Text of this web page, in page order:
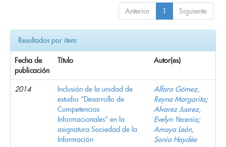
Anterior 1 Siguiente
Resultados por ítem:
Fecha de
publicación
Título Autor(es)
2014
Inclusión de la unidad de
estudio “Desarrollo de
Competencias
Informacionales” en la
asignatura Sociedad de la
Información
Alfaro Gómez,
Reyna Margarita;
Alvarez Juarez,
Evelyn Yecenia;
Amaya León,
Sonia Haydée